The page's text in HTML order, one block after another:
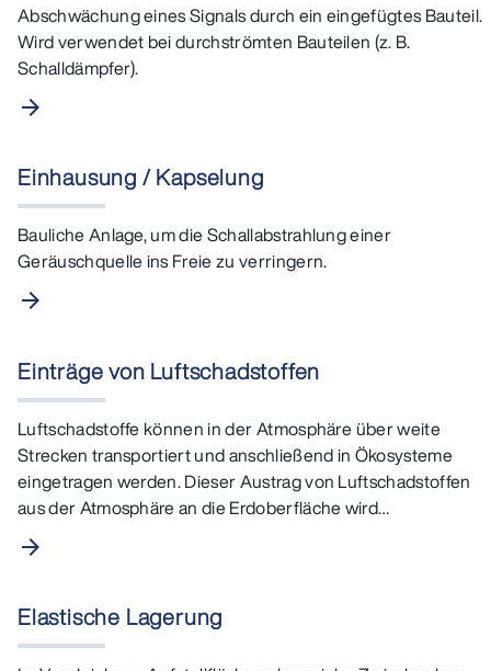
Abschwächung eines Signals durch ein eingefügtes Bauteil.
Wird verwendet bei durchströmten Bauteilen (z. B.
Schalldämpfer).
arrow_forward
Einhausung / Kapselung
Bauliche Anlage, um die Schallabstrahlung einer
Geräuschquelle ins Freie zu verringern.
arrow_forward
Einträge von Luftschadstoffen
Luftschadstoffe können in der ⁠Atmosphäre⁠ über weite
Strecken transportiert und anschließend in Ökosysteme
eingetragen werden. Dieser Austrag von Luftschadstoffen
aus der Atmosphäre an die Erdoberfläche wird…
arrow_forward
Elastische Lagerung